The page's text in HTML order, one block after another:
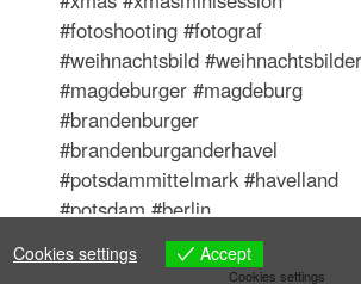
Cookies settings Accept
Cookies settings